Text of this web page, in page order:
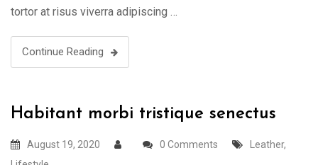
tortor at risus viverra adipiscing …
Continue Reading
Habitant morbi tristique senectus
August 19, 2020 0 Comments Leather,